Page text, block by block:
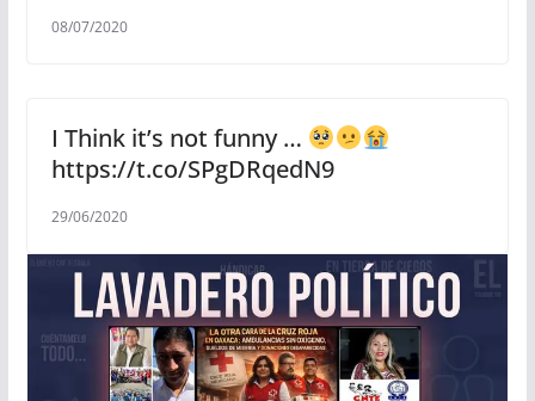
08/07/2020
I Think it’s not funny …
https://t.co/SPgDRqedN9
29/06/2020